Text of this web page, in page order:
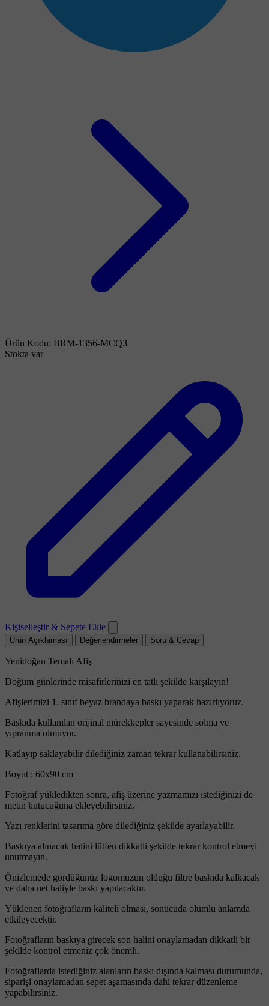
Ürün Kodu: BRM-1356-MCQ3
Stokta var
Kişiselleştir & Sepete Ekle
Ürün Açıklaması Değerlendirmeler Soru & Cevap
Yenidoğan Temalı Afiş
Doğum günlerinde misafirlerinizi en tatlı şekilde karşılayın!
Afişlerimizi 1. sınıf beyaz brandaya baskı yaparak hazırlıyoruz.
Baskıda kullanılan orijinal mürekkepler sayesinde solma ve
yıpranma olmuyor.
Katlayıp saklayabilir dilediğiniz zaman tekrar kullanabilirsiniz.
Boyut : 60x90 cm
Fotoğraf yükledikten sonra, afiş üzerine yazmamızı istediğinizi de
metin kutucuğuna ekleyebilirsiniz.
Yazı renklerini tasarıma göre dilediğiniz şekilde ayarlayabilir.
Baskıya alınacak halini lütfen dikkatli şekilde tekrar kontrol etmeyi
unutmayın.
Önizlemede gördüğünüz logomuzun olduğu filtre baskıda kalkacak
ve daha net haliyle baskı yapılacaktır.
Yüklenen fotoğrafların kaliteli olması, sonucuda olumlu anlamda
etkileyecektir.
Fotoğrafların baskıya girecek son halini onaylamadan dikkatli bir
şekilde kontrol etmeniz çok önemli.
Fotoğraflarda istediğiniz alanların baskı dışında kalması durumunda,
siparişi onaylamadan sepet aşamasında dahi tekrar düzenleme
yapabilirsiniz.